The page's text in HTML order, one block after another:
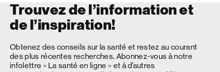
Trouvez de l’information et
de l’inspiration!
Obtenez des conseils sur la santé et restez au courant
des plus récentes recherches. Abonnez-vous à notre
infolettre « La santé en ligne » et à d’autres